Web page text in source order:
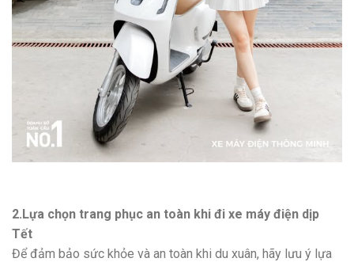
2.Lựa chọn trang phục an toàn khi đi xe máy điện dịp
Tết
Để đảm bảo sức khỏe và an toàn khi du xuân, hãy lưu ý lựa